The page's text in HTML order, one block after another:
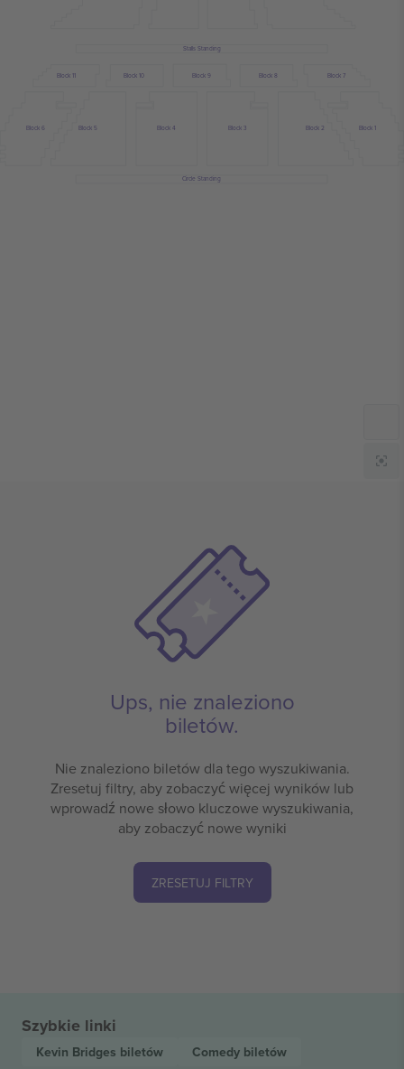
Stalls Standing
Block 1
Block 2
Block 3
Block 4
Block 5
Block 6
Block 7
Block 8
Block 9
Block 10
Block 11
Circle Standing
Ups, nie znaleziono
biletów.
Nie znaleziono biletów dla tego wyszukiwania.
Zresetuj filtry, aby zobaczyć więcej wyników lub
wprowadź nowe słowo kluczowe wyszukiwania,
aby zobaczyć nowe wyniki
ZRESETUJ FILTRY
Szybkie linki
Kevin Bridges biletów Comedy biletów